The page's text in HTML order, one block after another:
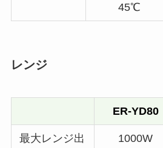
45℃
レンジ
ER-YD80
最大レンジ出
1000W